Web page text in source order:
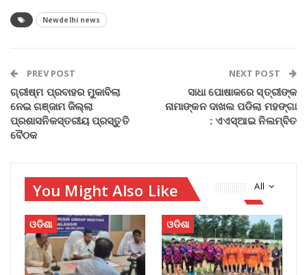
Newdelhi news
PREV POST
ଗ୍ରୀଷ୍ମ ପ୍ରବାହର ମୁକାବିଲା
ନେଇ ଗଞ୍ଜାମ ଜିଲ୍ଲା
ପ୍ରଶାସନିକସ୍ତରୀୟ ପ୍ରସ୍ତୁତି
ବୈଠକ
NEXT POST
ସାଧା ପୋଷାକରେ ସ୍ତ୍ରୀଙ୍କ
ନାମାଙ୍କନ ଦାଖଲ ପଡିଲା ମହଙ୍ଗା
: ଏଏସ୍‌ଆଇ ନିଲମ୍ବିତ
All
You Might Also Like
ଓଡିଶା ଓଡିଶା